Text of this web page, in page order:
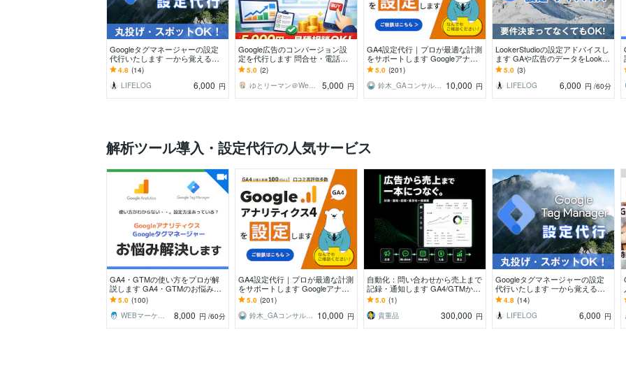
Googleタグマネージャーの設定
代行いたします 一から覚えるよ
り、設定見たほうが近道です！
4.8 (14)
LIFELOG
6,000 円
Google広告のコンバージョン設
定を代行します 問合せ・電話・LI
NE計測など対応可能！設定確認
だけもOK！
5.0 (2)
ゆとリーマン＠Webマーケター
5,000 円
GA4設定代行｜プロが最適な計測
をサポートします Googleアナリ
ティクスの専門家が最適な計測を
実現します！
5.0 (201)
鈴木_GAコンサルタント 10,000 円
LookerStudioの設定アドバイスし
ます GAや広告のデータをLooker
で見やすく可視化できます
5.0 (3)
LIFELOG
6,000 円 /60分
解析ツール導入・設定代行の人気サービス
GA4・GTMの使い方をプロが解
説します GA4・GTMのお悩みを
ビデオチャットで即解決
5.0 (100)
WEBマーケ屋 HIDAKA
8,000 円 /60分
GA4設定代行｜プロが最適な計測
をサポートします Googleアナリ
ティクスの専門家が最適な計測を
実現します！
5.0 (201)
鈴木_GAコンサルタント 10,000 円
自動化：問い合わせから売上まで
記録・通知します GA4/GTMから
LINE通知・業務集計まで一括対
応
5.0 (1)
貴重品
300,000 円
Googleタグマネージャーの設定
代行いたします 一から覚えるよ
り、設定見たほうが近道です！
4.8 (14)
LIFELOG
6,000 円